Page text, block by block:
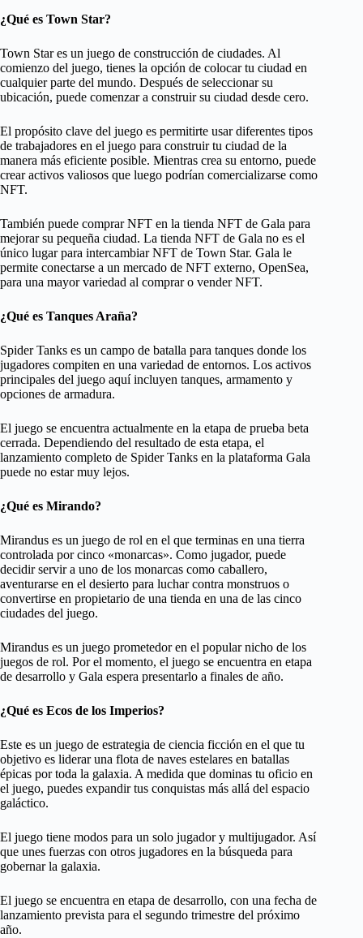
¿Qué es Town Star?
Town Star es un juego de construcción de ciudades. Al
comienzo del juego, tienes la opción de colocar tu ciudad en
cualquier parte del mundo. Después de seleccionar su
ubicación, puede comenzar a construir su ciudad desde cero.
El propósito clave del juego es permitirte usar diferentes tipos
de trabajadores en el juego para construir tu ciudad de la
manera más eficiente posible. Mientras crea su entorno, puede
crear activos valiosos que luego podrían comercializarse como
NFT.
También puede comprar NFT en la tienda NFT de Gala para
mejorar su pequeña ciudad. La tienda NFT de Gala no es el
único lugar para intercambiar NFT de Town Star. Gala le
permite conectarse a un mercado de NFT externo, OpenSea,
para una mayor variedad al comprar o vender NFT.
¿Qué es Tanques Araña?
Spider Tanks es un campo de batalla para tanques donde los
jugadores compiten en una variedad de entornos. Los activos
principales del juego aquí incluyen tanques, armamento y
opciones de armadura.
El juego se encuentra actualmente en la etapa de prueba beta
cerrada. Dependiendo del resultado de esta etapa, el
lanzamiento completo de Spider Tanks en la plataforma Gala
puede no estar muy lejos.
¿Qué es Mirando?
Mirandus es un juego de rol en el que terminas en una tierra
controlada por cinco «monarcas». Como jugador, puede
decidir servir a uno de los monarcas como caballero,
aventurarse en el desierto para luchar contra monstruos o
convertirse en propietario de una tienda en una de las cinco
ciudades del juego.
Mirandus es un juego prometedor en el popular nicho de los
juegos de rol. Por el momento, el juego se encuentra en etapa
de desarrollo y Gala espera presentarlo a finales de año.
¿Qué es Ecos de los Imperios?
Este es un juego de estrategia de ciencia ficción en el que tu
objetivo es liderar una flota de naves estelares en batallas
épicas por toda la galaxia. A medida que dominas tu oficio en
el juego, puedes expandir tus conquistas más allá del espacio
galáctico.
El juego tiene modos para un solo jugador y multijugador. Así
que unes fuerzas con otros jugadores en la búsqueda para
gobernar la galaxia.
El juego se encuentra en etapa de desarrollo, con una fecha de
lanzamiento prevista para el segundo trimestre del próximo
año.